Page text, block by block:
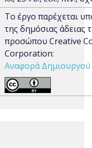
Το έργο παρέχεται
της δημόσιας άδειας
προσώπου Creative
Corporation:
Αναφορά Δημιουργού